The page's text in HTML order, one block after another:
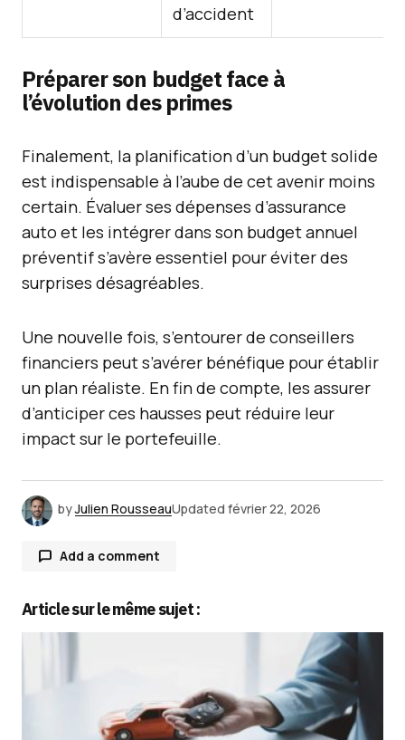
d’accident
Préparer son budget face à
l’évolution des primes
Finalement, la planification d’un budget solide
est indispensable à l’aube de cet avenir moins
certain. Évaluer ses dépenses d’assurance
auto et les intégrer dans son budget annuel
préventif s’avère essentiel pour éviter des
surprises désagréables.
Une nouvelle fois, s’entourer de conseillers
financiers peut s’avérer bénéfique pour établir
un plan réaliste. En fin de compte, les assurer
d’anticiper ces hausses peut réduire leur
impact sur le portefeuille.
byJulien RousseauUpdated février 22, 2026
Add a comment
Votre adresse e-mail ne sera pas publiée.Les
champs obligatoires sont indiqués avec
Article sur le même sujet :